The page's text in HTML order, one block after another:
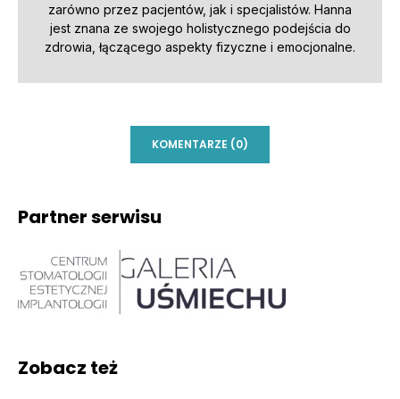
zarówno przez pacjentów, jak i specjalistów. Hanna
jest znana ze swojego holistycznego podejścia do
zdrowia, łączącego aspekty fizyczne i emocjonalne.
KOMENTARZE (0)
Partner serwisu
Zobacz też